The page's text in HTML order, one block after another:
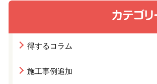
得するコラム
施工事例追加